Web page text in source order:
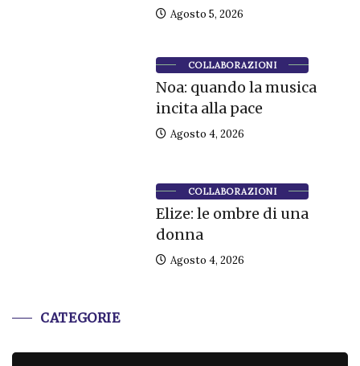
Agosto 5, 2026
COLLABORAZIONI
Noa: quando la musica
incita alla pace
Agosto 4, 2026
COLLABORAZIONI
Elize: le ombre di una
donna
Agosto 4, 2026
CATEGORIE